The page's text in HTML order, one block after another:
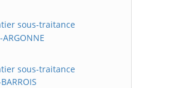
sous-traitance
ARGONNE
sous-traitance